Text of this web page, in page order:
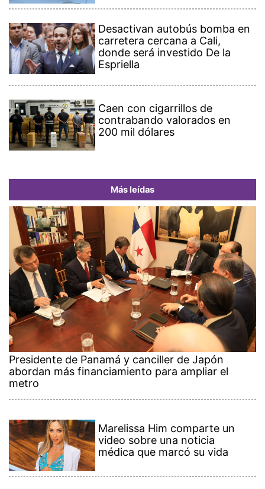
Desactivan autobús bomba en
carretera cercana a Cali,
donde será investido De la
Espriella
Caen con cigarrillos de
contrabando valorados en
200 mil dólares
Más leídas
Presidente de Panamá y canciller de Japón
abordan más financiamiento para ampliar el
metro
Marelissa Him comparte un
video sobre una noticia
médica que marcó su vida